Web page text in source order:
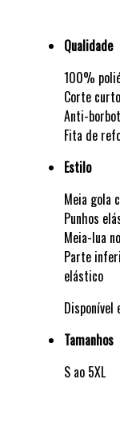
Qualidade
100%
Corte curto
Anti-
Fita de
Estilo
Meia gola
Punhos
Meia-lua
Parte
elástico
Disponível
Tamanhos
S ao 5XL